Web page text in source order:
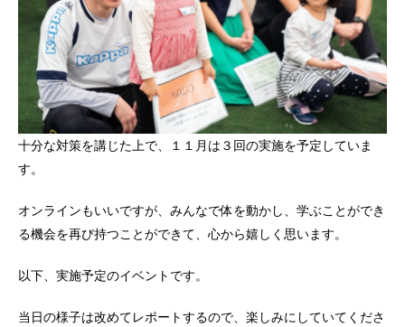
十分な対策を講じた上で、１１月は３回の実施を予定していま
す。
オンラインもいいですが、みんなで体を動かし、学ぶことができ
る機会を再び持つことができて、心から嬉しく思います。
以下、実施予定のイベントです。
当日の様子は改めてレポートするので、楽しみにしていてくださ